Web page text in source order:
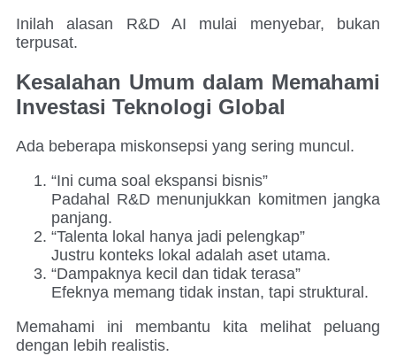
Inilah alasan R&D AI mulai menyebar, bukan
terpusat.
Kesalahan Umum dalam Memahami
Investasi Teknologi Global
Ada beberapa miskonsepsi yang sering muncul.
“Ini cuma soal ekspansi bisnis”
Padahal R&D menunjukkan komitmen jangka
panjang.
“Talenta lokal hanya jadi pelengkap”
Justru konteks lokal adalah aset utama.
“Dampaknya kecil dan tidak terasa”
Efeknya memang tidak instan, tapi struktural.
Memahami ini membantu kita melihat peluang
dengan lebih realistis.